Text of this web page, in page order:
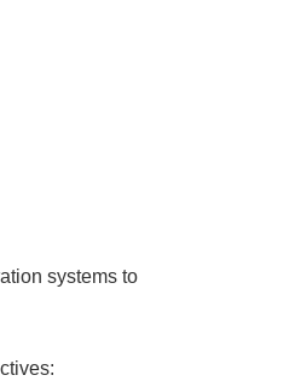
systems to